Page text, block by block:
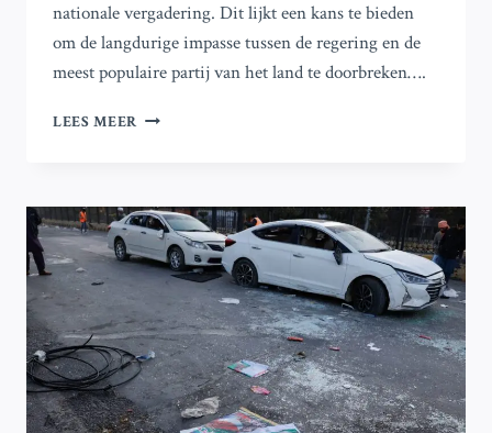
nationale vergadering. Dit lijkt een kans te bieden
om de langdurige impasse tussen de regering en de
meest populaire partij van het land te doorbreken….
LEES MEER BEDREIGT
IMRAN
KHAN
DE
ONDERHANDELINGEN
DE
PTI-
REGERING
IN
PAKISTAN?